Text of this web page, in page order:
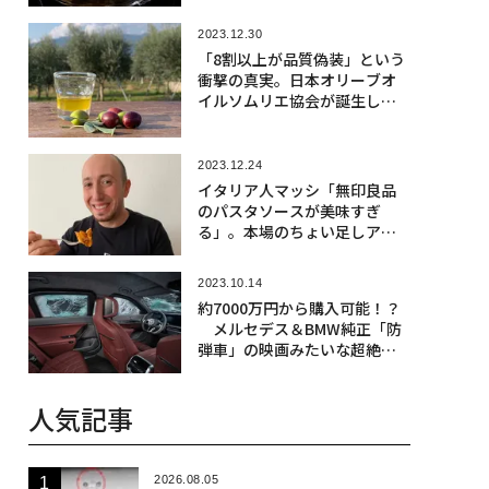
2023.12.30
「8割以上が品質偽装」という
衝撃の真実。日本オリーブオ
イルソムリエ協会が誕生した
2023.12.24
イタリア人マッシ「無印良品
のパスタソースが美味すぎ
る」。本場のちょい足しアレ
2023.10.14
約7000万円から購入可能！？
メルセデス＆BMW純正「防
弾車」の映画みたいな超絶ス
人気記事
2026.08.05